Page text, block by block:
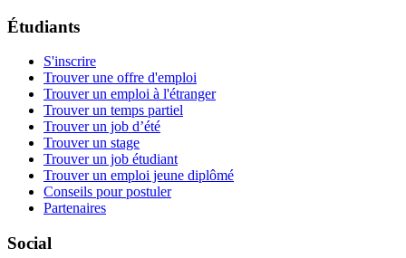
Étudiants
S'inscrire
Trouver une offre d'emploi
Trouver un emploi à l'étranger
Trouver un temps partiel
Trouver un job d’été
Trouver un stage
Trouver un job étudiant
Trouver un emploi jeune diplômé
Conseils pour postuler
Partenaires
Social